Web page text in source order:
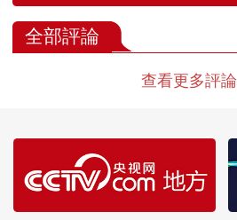
全部評論
查看更多評論